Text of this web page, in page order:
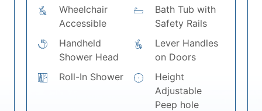
Wheelchair
Accessible
Bath Tub with
Safety Rails
Handheld
Shower Head
Lever Handles
on Doors
Roll-In Shower
Height
Adjustable
Peep hole